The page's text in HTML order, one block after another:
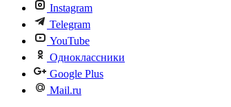
Instagram
Telegram
YouTube
Одноклассники
Google Plus
Mail.ru